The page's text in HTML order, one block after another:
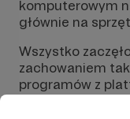
komputerowym
głównie na
Wszystko
zachowaniem
programów z